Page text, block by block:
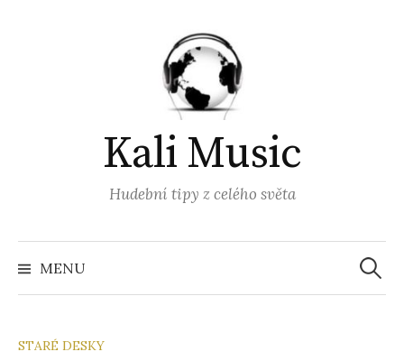
Kali Music
Hudební tipy z celého světa
MENU
STARÉ DESKY